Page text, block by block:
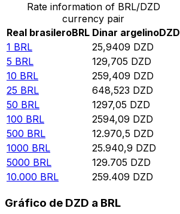
Rate information of BRL/DZD
currency pair
Real brasileroBRL Dinar argelinoDZD
1 BRL 25,9409 DZD
5 BRL 129,705 DZD
10 BRL 259,409 DZD
25 BRL 648,523 DZD
50 BRL 1297,05 DZD
100 BRL 2594,09 DZD
500 BRL 12.970,5 DZD
1000 BRL 25.940,9 DZD
5000 BRL 129.705 DZD
10.000 BRL 259.409 DZD
Gráfico de DZD a BRL